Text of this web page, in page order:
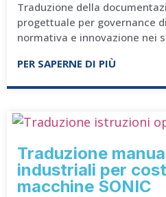
Traduzione della
progettuale per governance
normativa e innovazione nei
PER SAPERNE DI PIÙ
Traduzione
industriali per
macchine SONIC